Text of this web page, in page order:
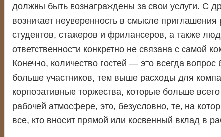
должны быть вознаграждены за свои услуги. С
возникает неуверенность в смысле
студентов, стажеров и фрилансеров, а также
ответственности конкретно не связана с самой
Конечно, количество гостей — это всегда
больше участников, тем выше расходы для
корпоративные торжества, которые больше
рабочей атмосфере, это, безусловно, те, на
все, кто вносит прямой или косвенный вклад в